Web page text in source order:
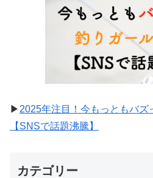
▶ 2025年注目！今もっともバズ
【SNSで話題沸騰】
カテゴリー